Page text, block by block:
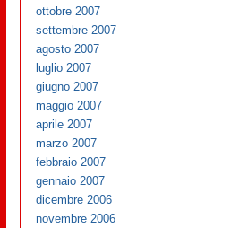
ottobre 2007
settembre 2007
agosto 2007
luglio 2007
giugno 2007
maggio 2007
aprile 2007
marzo 2007
febbraio 2007
gennaio 2007
dicembre 2006
novembre 2006